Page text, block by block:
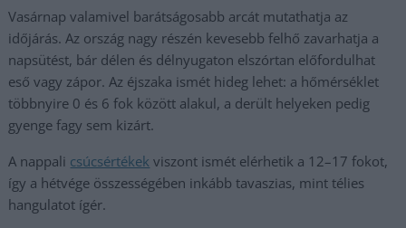
Vasárnap valamivel barátságosabb arcát mutathatja az
időjárás. Az ország nagy részén kevesebb felhő zavarhatja a
napsütést, bár délen és délnyugaton elszórtan előfordulhat
eső vagy zápor. Az éjszaka ismét hideg lehet: a hőmérséklet
többnyire 0 és 6 fok között alakul, a derült helyeken pedig
gyenge fagy sem kizárt.
A nappali csúcsértékek viszont ismét elérhetik a 12–17 fokot,
így a hétvége összességében inkább tavaszias, mint télies
hangulatot ígér.